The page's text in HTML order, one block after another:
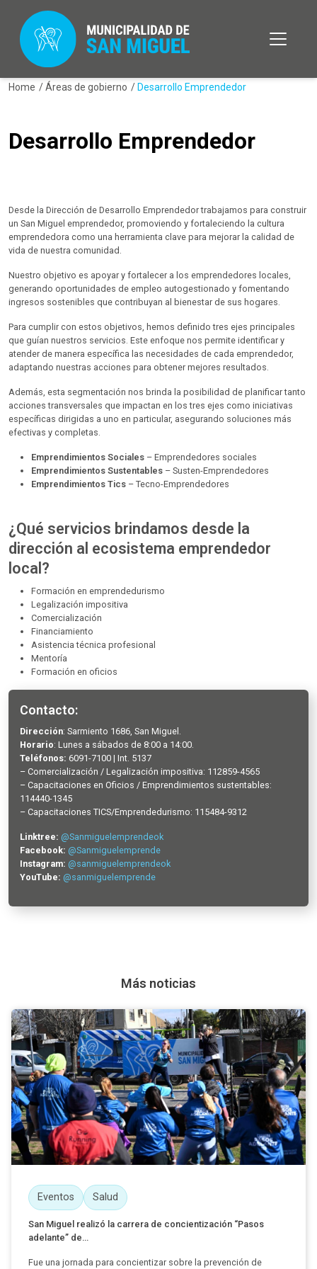
Home /Áreas de gobierno / Desarrollo Emprendedor
Desarrollo Emprendedor
Desde la Dirección de Desarrollo Emprendedor trabajamos para construir
un San Miguel emprendedor, promoviendo y fortaleciendo la cultura
emprendedora como una herramienta clave para mejorar la calidad de
vida de nuestra comunidad.
Nuestro objetivo es apoyar y fortalecer a los emprendedores locales,
generando oportunidades de empleo autogestionado y fomentando
ingresos sostenibles que contribuyan al bienestar de sus hogares.
Para cumplir con estos objetivos, hemos definido tres ejes principales
que guían nuestros servicios. Este enfoque nos permite identificar y
atender de manera específica las necesidades de cada emprendedor,
adaptando nuestras acciones para obtener mejores resultados.
Además, esta segmentación nos brinda la posibilidad de planificar tanto
acciones transversales que impactan en los tres ejes como iniciativas
específicas dirigidas a uno en particular, asegurando soluciones más
efectivas y completas.
Emprendimientos Sociales – Emprendedores sociales
Emprendimientos Sustentables – Susten-Emprendedores
Emprendimientos Tics – Tecno-Emprendedores
¿Qué servicios brindamos desde la
dirección al ecosistema emprendedor
local?
Formación en emprendedurismo
Legalización impositiva
Comercialización
Financiamiento
Asistencia técnica profesional
Mentoría
Formación en oficios
Contacto:
Dirección: Sarmiento 1686, San Miguel.
Horario: Lunes a sábados de 8:00 a 14:00.
Teléfonos: 6091-7100 | Int. 5137
– Comercialización / Legalización impositiva: 112859-4565
– Capacitaciones en Oficios / Emprendimientos sustentables:
114440-1345
– Capacitaciones TICS/Emprendedurismo: 115484-9312
Linktree: @Sanmiguelemprendeok
Facebook: @Sanmiguelemprende
Instagram: @sanmiguelemprendeok
YouTube: @sanmiguelemprende
Más noticias
Eventos Salud
San Miguel realizó la carrera de concientización “Pasos
adelante” de...
Fue una jornada para concientizar sobre la prevención de